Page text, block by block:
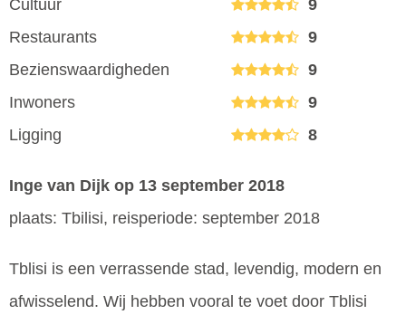
Cultuur
9
Restaurants
9
Bezienswaardigheden
9
Inwoners
9
Ligging
8
Inge van Dijk op 13 september 2018
plaats: Tbilisi, reisperiode: september 2018
Tblisi is een verrassende stad, levendig, modern en
afwisselend. Wij hebben vooral te voet door Tblisi